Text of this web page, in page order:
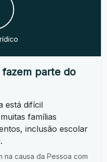
parte do
está difícil
famílias
inclusão escolar
causa da Pessoa com